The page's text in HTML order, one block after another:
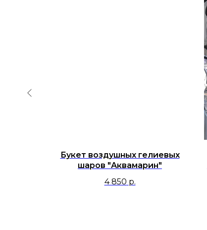
Букет воздушных гелиевых
шаров "Аквамарин"
4 850 р.